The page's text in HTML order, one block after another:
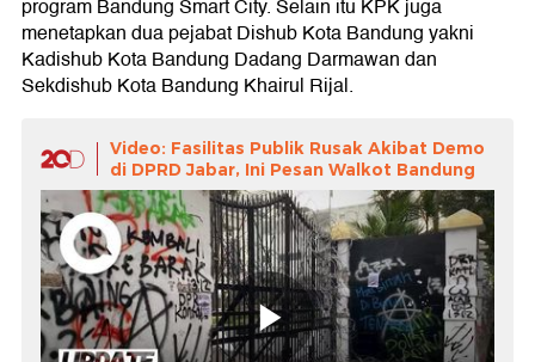
program Bandung Smart City. Selain itu KPK juga
menetapkan dua pejabat Dishub Kota Bandung yakni
Kadishub Kota Bandung Dadang Darmawan dan
Sekdishub Kota Bandung Khairul Rijal.
Video: Fasilitas Publik Rusak Akibat Demo
di DPRD Jabar, Ini Pesan Walkot Bandung